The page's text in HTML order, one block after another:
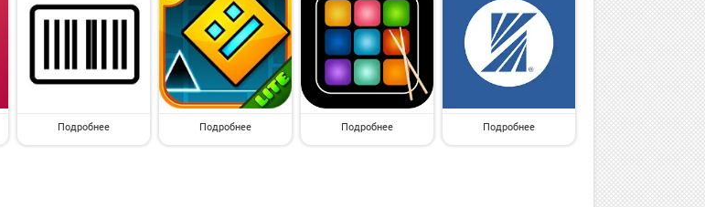
Подробнее Подробнее Подробнее Подробнее